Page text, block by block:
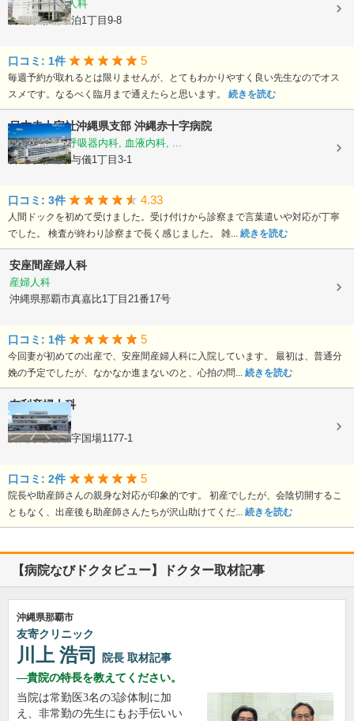
小児科, 産婦人科
沖縄県那覇市泊1丁目9-8
口コミ: 1件 5
毎週予約が取れるとは限りませんが、とてもわかりやすく良い先生なのでオス
スメです。なるべく臨月まで通えたらと思います。 続きを読む
日本赤十字社沖縄県支部 沖縄赤十字病院
循環器内科, 呼吸器内科, 血液内科, ...
沖縄県那覇市与儀1丁目3-1
口コミ: 3件 4.33
人間ドックを初めて受けました。受け付けから診察まで言葉遣いや対応が丁寧
でした。 検査が終わり診察まで長く感じました。 雑... 続きを読む
安座間産婦人科
産婦人科
沖縄県那覇市真嘉比1丁目21番17号
口コミ: 1件 5
今回妻が初めての出産で、安座間産婦人科に入院しています。 最初は、普通分
娩の予定でしたが、なかなか進まないのと、心拍の問... 続きを読む
友利産婦人科
産科, 婦人科
沖縄県那覇市字国場1177-1
口コミ: 2件 5
院長や助産師さんの親身な対応が印象的です。 初産でしたが、会陰切開するこ
ともなく、出産後も助産師さんたちが沢山助けてくだ... 続きを読む
【病院なびドクタビュー】ドクター取材記事
沖縄県那覇市
友寄クリニック
川上 浩司 院長 取材記事
貴院の特長を教えてください。
当院は常勤医3名の3診体制に加
え、非常勤の先生にもお手伝いい